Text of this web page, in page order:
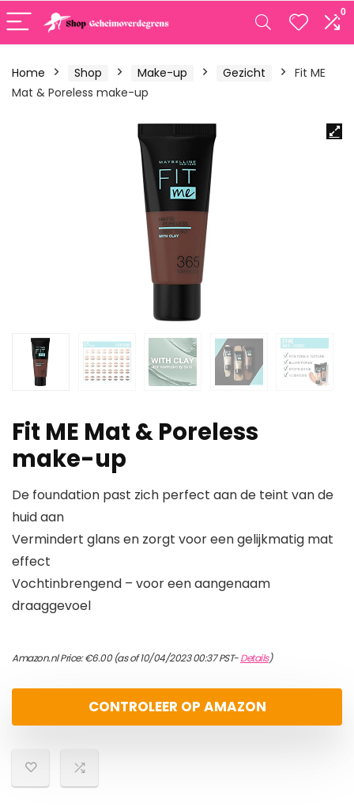
0
Home Shop Make-up Gezicht
Fit ME
Mat & Poreless make-up
Fit ME Mat & Poreless
make-up
De foundation past zich perfect aan de teint van de
huid aan
Vermindert glans en zorgt voor een gelijkmatig mat
effect
Vochtinbrengend – voor een aangenaam
draaggevoel
Amazon.nl Price:€6.00(as of 10/04/2023 00:37 PST-Details)
CONTROLEER OP AMAZON